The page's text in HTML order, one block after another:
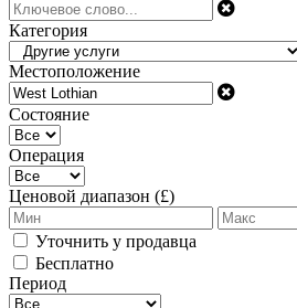
Категория
Местоположение
Состояние
Операция
Ценовой диапазон (£)
Уточнить у продавца
Бесплатно
Период